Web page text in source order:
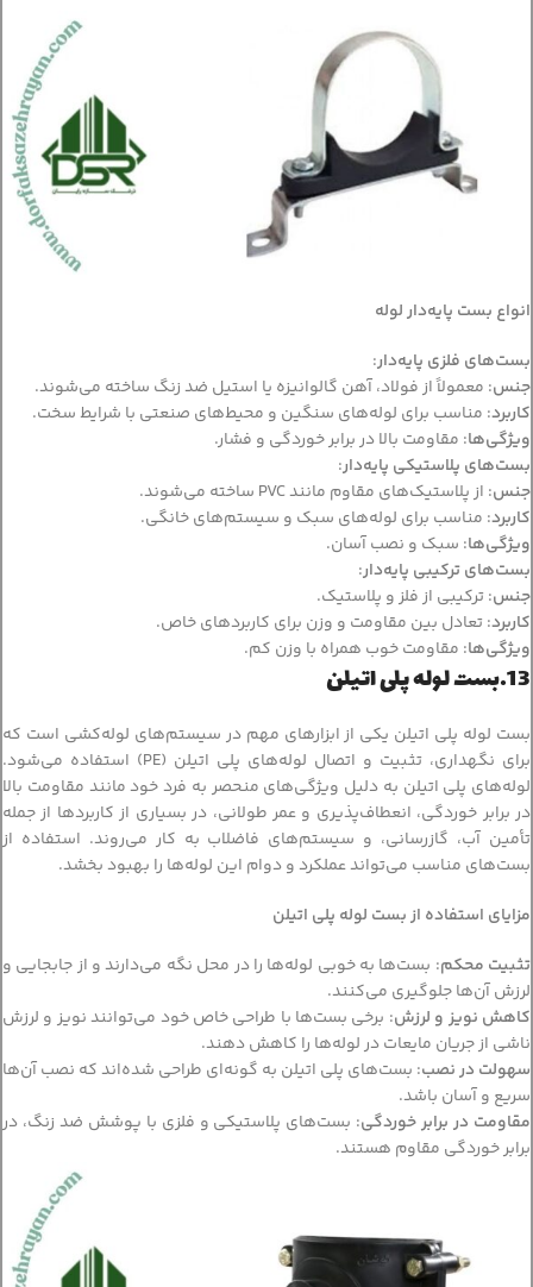
انواع بست پایه‌دار لوله
بست‌های فلزی پایه‌دار:
جنس: معمولاً از فولاد، آهن گالوانیزه یا استیل ضد زنگ ساخته می‌شوند.
کاربرد: مناسب برای لوله‌های سنگین و محیط‌های صنعتی با شرایط سخت.
ویژگی‌ها: مقاومت بالا در برابر خوردگی و فشار.
بست‌های پلاستیکی پایه‌دار:
جنس: از پلاستیک‌های مقاوم مانند PVC ساخته می‌شوند.
کاربرد: مناسب برای لوله‌های سبک و سیستم‌های خانگی.
ویژگی‌ها: سبک و نصب آسان.
بست‌های ترکیبی پایه‌دار:
جنس: ترکیبی از فلز و پلاستیک.
کاربرد: تعادل بین مقاومت و وزن برای کاربردهای خاص.
ویژگی‌ها: مقاومت خوب همراه با وزن کم.
13.بست لوله پلی اتیلن
بست لوله پلی اتیلن یکی از ابزارهای مهم در سیستم‌های لوله‌کشی است که
برای نگهداری، تثبیت و اتصال لوله‌های پلی اتیلن (PE) استفاده می‌شود.
لوله‌های پلی اتیلن به دلیل ویژگی‌های منحصر به فرد خود مانند مقاومت بالا
در برابر خوردگی، انعطاف‌پذیری و عمر طولانی، در بسیاری از کاربردها از جمله
تأمین آب، گازرسانی، و سیستم‌های فاضلاب به کار می‌روند. استفاده از
بست‌های مناسب می‌تواند عملکرد و دوام این لوله‌ها را بهبود بخشد.
مزایای استفاده از بست لوله پلی اتیلن
تثبیت محکم: بست‌ها به خوبی لوله‌ها را در محل نگه می‌دارند و از جابجایی و
لرزش آن‌ها جلوگیری می‌کنند.
کاهش نویز و لرزش: برخی بست‌ها با طراحی خاص خود می‌توانند نویز و لرزش
ناشی از جریان مایعات در لوله‌ها را کاهش دهند.
سهولت در نصب: بست‌های پلی اتیلن به گونه‌ای طراحی شده‌اند که نصب آن‌ها
سریع و آسان باشد.
مقاومت در برابر خوردگی: بست‌های پلاستیکی و فلزی با پوشش ضد زنگ، در
برابر خوردگی مقاوم هستند.